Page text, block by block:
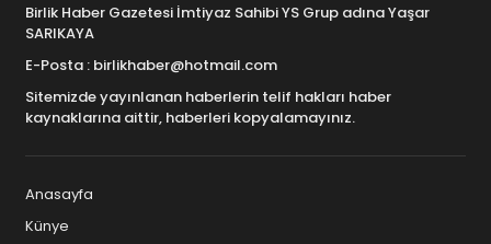
Birlik Haber Gazetesi İmtiyaz Sahibi YS Grup adına Yaşar
SARIKAYA
E-Posta : birlikhaber@hotmail.com
Sitemizde yayınlanan haberlerin telif hakları haber
kaynaklarına aittir, haberleri kopyalamayınız.
Anasayfa
Künye